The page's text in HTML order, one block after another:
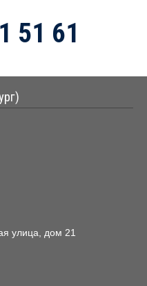
51 61
улица, дом 21